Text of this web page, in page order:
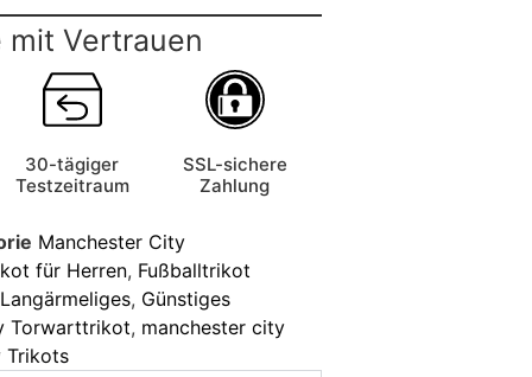
mit Vertrauen
30-tägiger
Testzeitraum
SSL-sichere
Zahlung
Manchester City
für Herren, Fußballtrikot
, Günstiges
Torwarttrikot, manchester city
Trikots